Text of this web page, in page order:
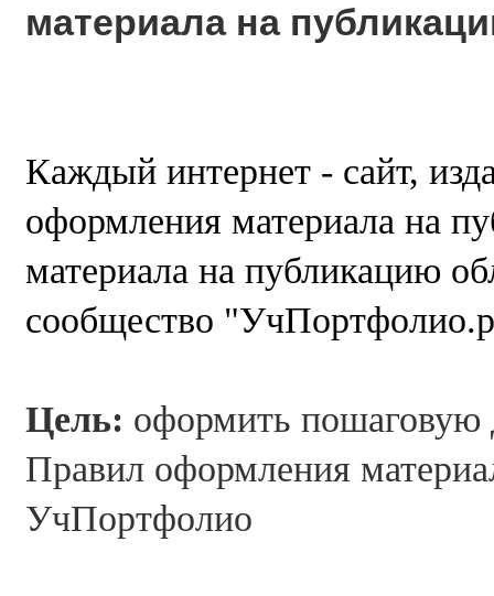
материала на
Каждый интернет - сайт,
оформления материала на
материала на публикацию
сообщество
Цель: оформить пошаговую
Правил оформления
УчПортфолио